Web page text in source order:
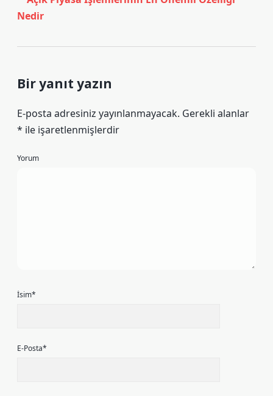
Nedir
Bir yanıt yazın
E-posta adresiniz yayınlanmayacak. Gerekli alanlar
* ile işaretlenmişlerdir
Yorum
İsim*
E-Posta*